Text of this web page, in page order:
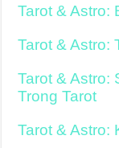
Tarot & Astro:
Tarot & Astro:
Tarot &
Trong Tarot
Tarot & Astro: